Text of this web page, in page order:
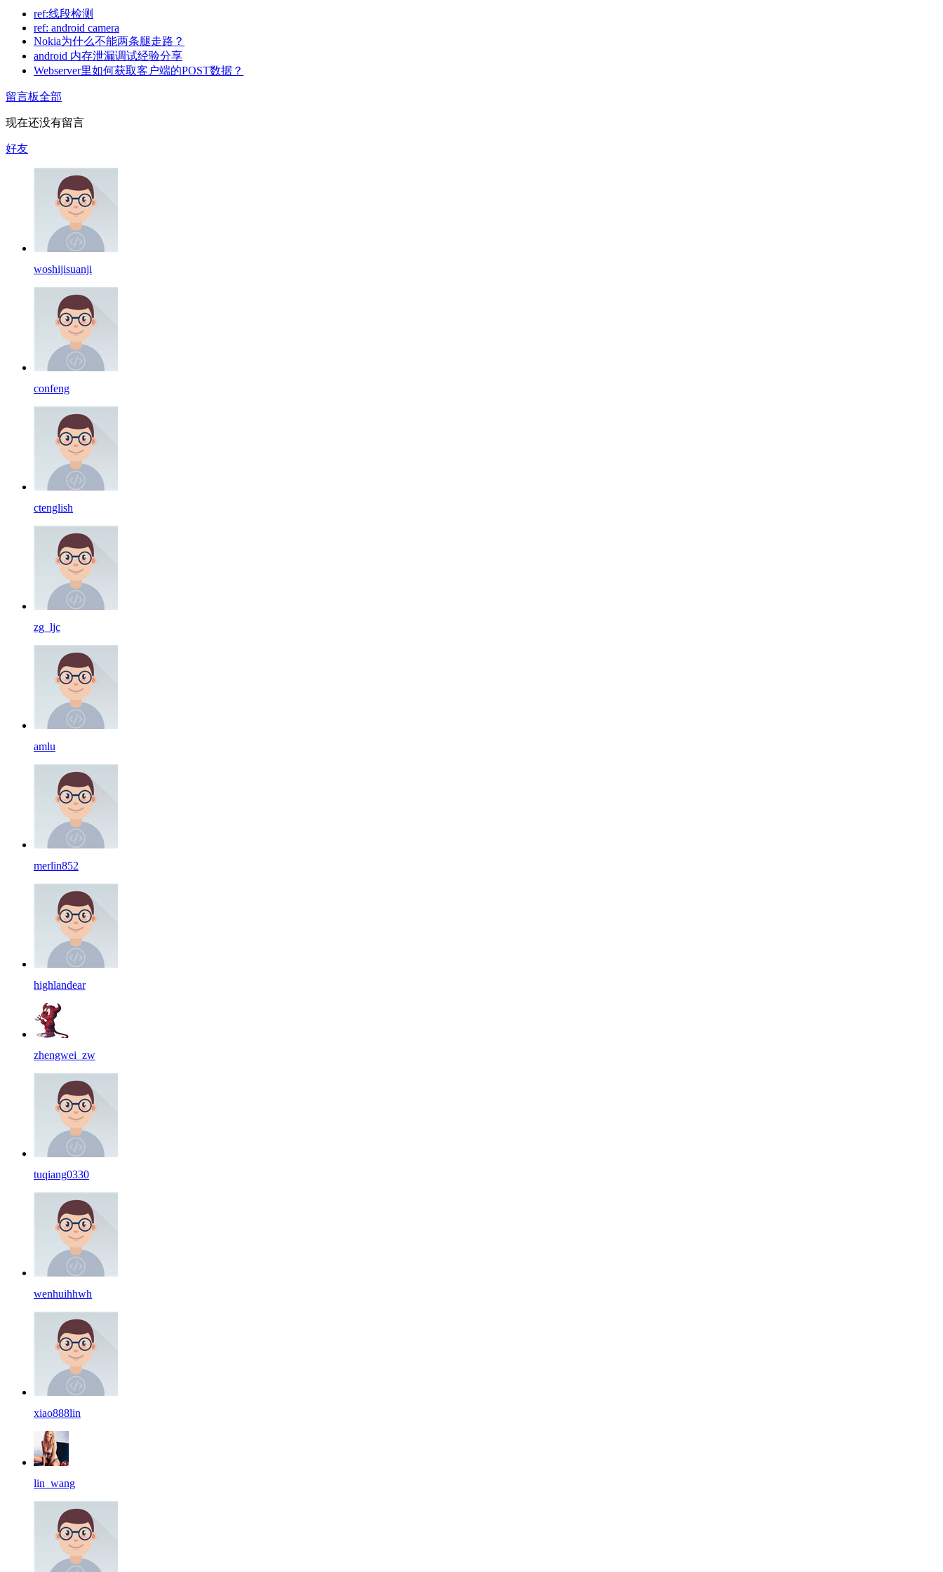
ref:线段检测
ref: android camera
Nokia为什么不能两条腿走路？
android 内存泄漏调试经验分享
Webserver里如何获取客户端的POST数据？
留言板全部
现在还没有留言
好友
woshijisuanji
confeng
ctenglish
zg_ljc
amlu
merlin852
highlandear
zhengwei_zw
tuqiang0330
wenhuihhwh
xiao888lin
lin_wang